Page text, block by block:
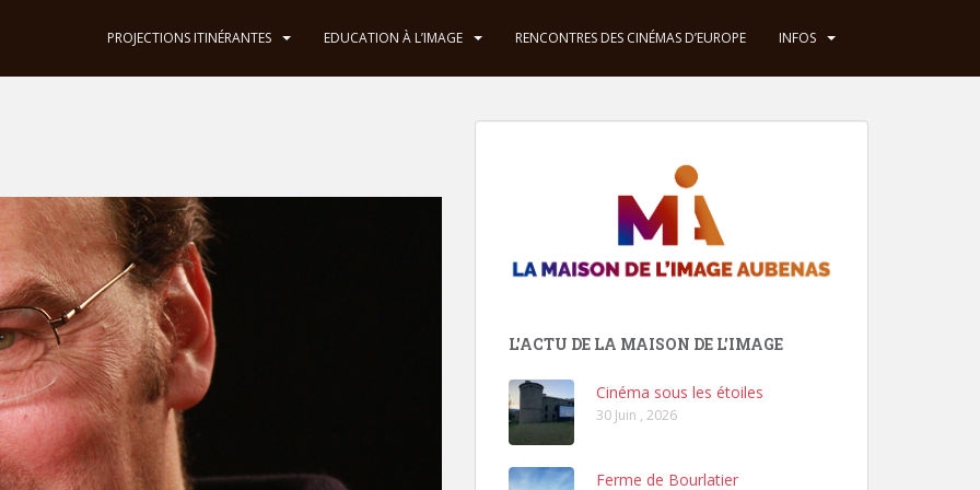
PROJECTIONS ITINÉRANTES EDUCATION À L’IMAGE RENCONTRES DES CINÉMAS D’EUROPE INFOS
L'ACTU DE LA MAISON DE L'IMAGE
Cinéma sous les étoiles
30 Juin , 2026
Ferme de Bourlatier